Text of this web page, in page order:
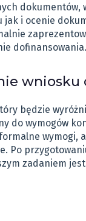
i ocenie
dofinansowania.
wniosku
będzie
do wymogów
wymogi,
Po
zadaniem